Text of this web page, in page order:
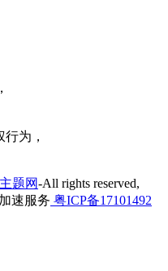
为，
题网-All rights reserved,
速服务 粤ICP备17101492